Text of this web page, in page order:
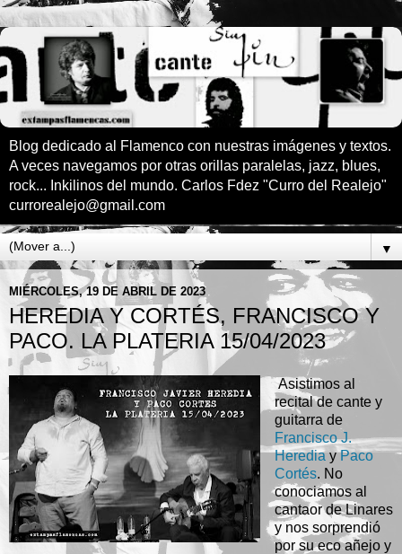
Blog dedicado al Flamenco con nuestras imágenes y textos.
A veces navegamos por otras orillas paralelas, jazz, blues,
rock... Inkilinos del mundo. Carlos Fdez "Curro del Realejo"
currorealejo@gmail.com
▼
MIÉRCOLES, 19 DE ABRIL DE 2023
HEREDIA Y CORTÉS, FRANCISCO Y
PACO. LA PLATERIA 15/04/2023
Asistimos al
recital de cante y
guitarra de
Francisco J.
HerediayPaco
Cortés. No
conociamos al
cantaor de Linares
y nos sorprendió
por su eco añejo y